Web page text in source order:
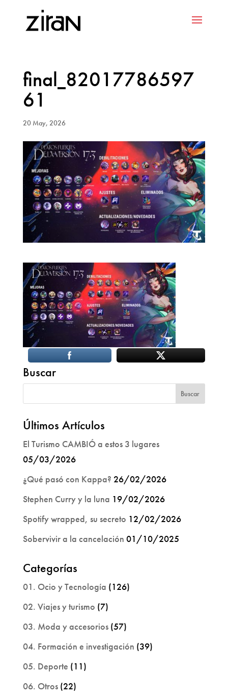
final_82017786597
61
20 May, 2026
Buscar
Últimos Artículos
El Turismo CAMBIÓ a estos 3 lugares
05/03/2026
¿Qué pasó con Kappa? 26/02/2026
Stephen Curry y la luna 19/02/2026
Spotify wrapped, su secreto 12/02/2026
Sobervivir a la cancelación 01/10/2025
Categorías
01. Ocio y Tecnología (126)
02. Viajes y turismo (7)
03. Moda y accesorios(57)
04. Formación e investigación (39)
05. Deporte (11)
06. Otros(22)